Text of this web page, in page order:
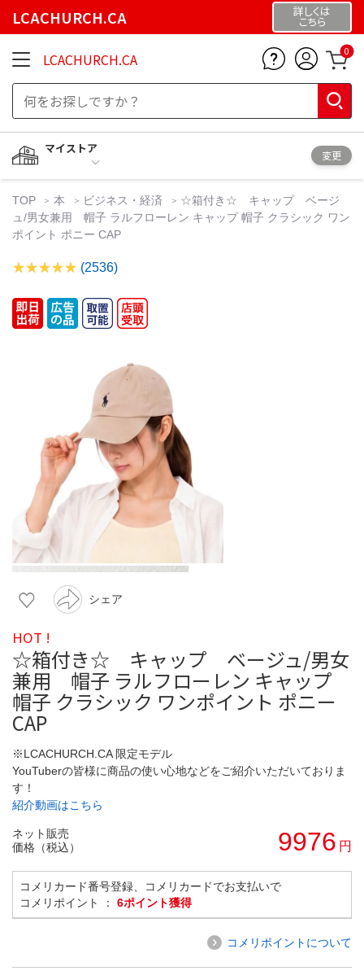
LCACHURCH.CA 詳しくは
こちら
LCACHURCH.CA 0
マイストア
変更
TOP 本 ビジネス・経済
☆箱付き☆ キャップ ベージ
ュ/男女兼用 帽子 ラルフローレン キャップ 帽子 クラシック ワン
ポイント ポニー CAP
(2536)
シェア
HOT !
☆箱付き☆ キャップ ベージュ/男女
兼用 帽子 ラルフローレン キャップ
帽子 クラシック ワンポイント ポニー
CAP
※LCACHURCH.CA 限定モデル
YouTuberの皆様に商品の使い心地などをご紹介いただいておりま
す！
紹介動画はこちら
ネット販売
価格（税込）
9976 円
コメリカード番号登録、コメリカードでお支払いで
コメリポイント ： 6ポイント獲得
コメリポイントについて